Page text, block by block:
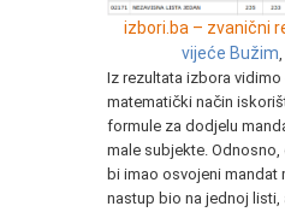
izbori.ba – zvanični
vijeće Bužim
Iz rezultata izbora vidimo
matematički način
formule za dodjelu
male subjekte.
bi imao osvojeni mandat
nastup bio na jednoj listi,